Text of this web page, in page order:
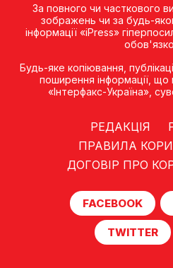
За повного чи часткового
зображень чи за будь-
інформації «iPress»
Будь-яке копiювання,
поширення iнформацiї, що
«Iнтерфакс-Україна»,
РЕДАКЦІЯ
ПРАВИЛА
ДОГОВІР ПРО
FACEBOOK
TWITTER